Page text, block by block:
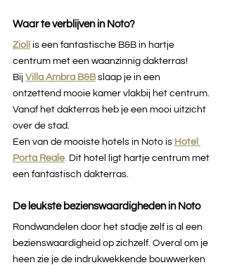
Waar te verblijven in Noto?
Ziolì is een fantastische B&B in hartje
centrum met een waanzinnig dakterras!
Bij Villa Ambra B&B slaap je in een
ontzettend mooie kamer vlakbij het centrum.
Vanaf het dakterras heb je een mooi uitzicht
over de stad.
Een van de mooiste hotels in Noto is Hotel
Porta Reale Dit hotel ligt hartje centrum met
een fantastisch dakterras.
De leukste bezienswaardigheden in Noto
Rondwandelen door het stadje zelf is al een
bezienswaardigheid op zichzelf. Overal om je
heen zie je de indrukwekkende bouwwerken